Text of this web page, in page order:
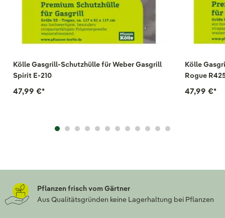
Kölle Gasgrill-Schutzhülle für Weber Gasgrill
Spirit E-210
47,99 €*
Kölle
Rogue
47,99 €*
Pflanzen frisch vom Gärtner
Aus Qualitätsgründen keine Lagerhaltung bei Pflanzen